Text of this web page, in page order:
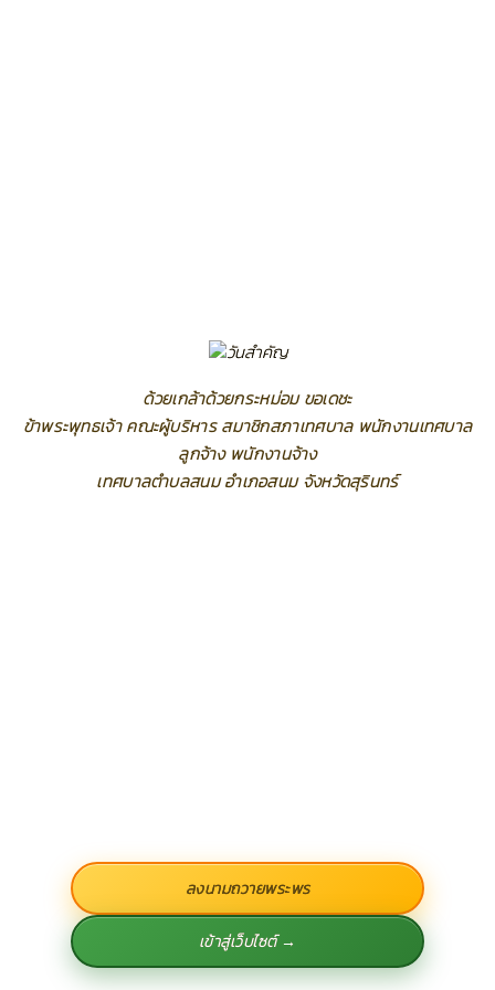
ด้วยเกล้าด้วยกระหม่อม ขอเดชะ
ข้าพระพุทธเจ้า คณะผู้บริหาร สมาชิกสภาเทศบาล พนักงานเทศบาล
ลูกจ้าง พนักงานจ้าง
เทศบาลตำบลสนม อำเภอสนม จังหวัดสุรินทร์
ลงนามถวายพระพร
เข้าสู่เว็บไซต์ →